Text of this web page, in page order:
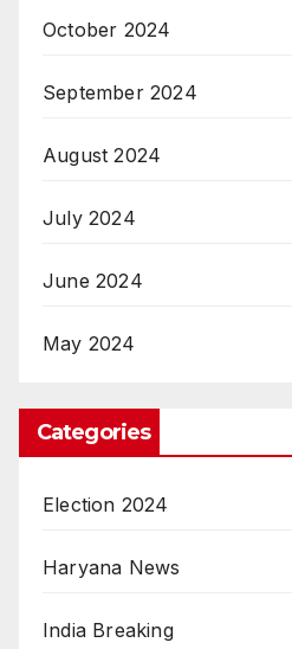
October 2024
September 2024
August 2024
July 2024
June 2024
May 2024
Categories
Election 2024
Haryana News
India Breaking